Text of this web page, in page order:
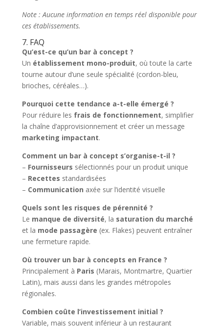
Note : Aucune information en temps réel disponible pour
ces établissements.
7. FAQ
Qu’est-ce qu’un bar à concept ?
Un établissement mono-produit, où toute la carte
tourne autour d’une seule spécialité (cordon-bleu,
brioches, céréales…).
Pourquoi cette tendance a-t-elle émergé ?
Pour réduire les frais de fonctionnement, simplifier
la chaîne d’approvisionnement et créer un message
marketing impactant.
Comment un bar à concept s’organise-t-il ?
– Fournisseurs sélectionnés pour un produit unique
– Recettes standardisées
– Communication axée sur l’identité visuelle
Quels sont les risques de pérennité ?
Le manque de diversité, la saturation du marché
et la mode passagère (ex. Flakes) peuvent entraîner
une fermeture rapide.
Où trouver un bar à concepts en France ?
Principalement à Paris (Marais, Montmartre, Quartier
Latin), mais aussi dans les grandes métropoles
régionales.
Combien coûte l’investissement initial ?
Variable, mais souvent inférieur à un restaurant